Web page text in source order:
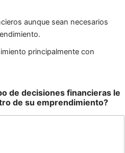
aunque sean necesarios
principalmente con
de decisiones financieras le
de su emprendimiento?